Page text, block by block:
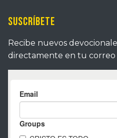
Suscríbete
Recibe nuevos
directamente en tu correo